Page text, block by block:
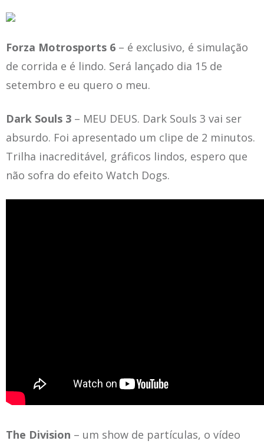
Forza Motrosports 6 – é exclusivo, é simulação
de corrida e é lindo. Será lançado dia 15 de
setembro e eu quero o meu.
Dark Souls 3 – MEU DEUS. Dark Souls 3 vai ser
absurdo. Foi apresentado um clipe de 2 minutos.
Trilha inacreditável, gráficos lindos, espero que
não sofra do efeito Watch Dogs.
The Division – um show de partículas, o vídeo